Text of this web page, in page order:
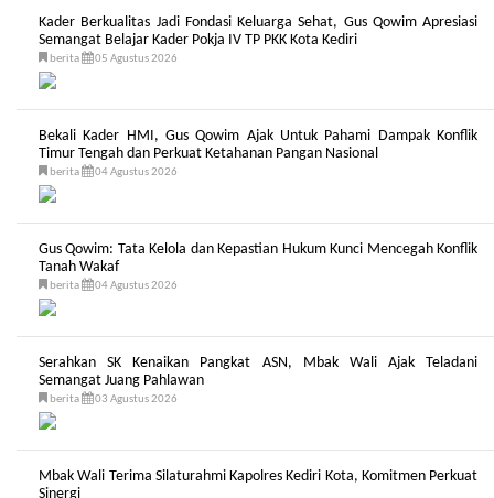
Kader Berkualitas Jadi Fondasi Keluarga Sehat, Gus Qowim Apresiasi
Semangat Belajar Kader Pokja IV TP PKK Kota Kediri
berita 05 Agustus 2026
Bekali Kader HMI, Gus Qowim Ajak Untuk Pahami Dampak Konflik
Timur Tengah dan Perkuat Ketahanan Pangan Nasional
berita 04 Agustus 2026
Gus Qowim: Tata Kelola dan Kepastian Hukum Kunci Mencegah Konflik
Tanah Wakaf
berita 04 Agustus 2026
Serahkan SK Kenaikan Pangkat ASN, Mbak Wali Ajak Teladani
Semangat Juang Pahlawan
berita 03 Agustus 2026
Mbak Wali Terima Silaturahmi Kapolres Kediri Kota, Komitmen Perkuat
Sinergi